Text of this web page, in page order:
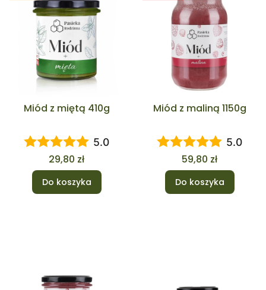
Miód z miętą 410g
5.0
Cena
29,80 zł
Do koszyka
Miód z maliną 1150g
5.0
Cena
59,80 zł
Do koszyka